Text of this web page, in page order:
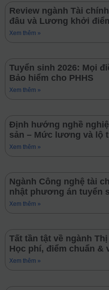
Review ngành Tài
đâu và Lương khởi
Xem thêm »
Tuyển sinh 2026: Mọi
Bảo hiểm cho PHHS
Xem thêm »
Định hướng nghề
sản – Mức lương và lộ
Xem thêm »
Ngành Công nghệ tài
nhật phương án tuyển
Xem thêm »
Tất tần tật về ngành
Học phí, điểm chuẩn &
Xem thêm »